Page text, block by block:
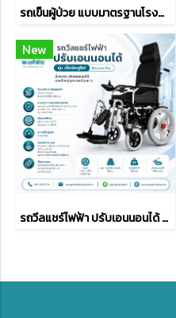
รถเข็นผู้ป่วย แบบมาตรฐานโรงพยาบาล (มีเบรกมือ)
New
รถวีลแชร์ไฟฟ้า ปรับเอนนอนได้ รุ่น เอ๊กซ์คลูซีฟ